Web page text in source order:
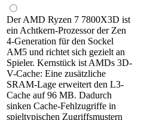
Der AMD Ryzen 7 7800X3D ist
ein Achtkern-Prozessor der Zen
4-Generation für den Sockel
AM5 und richtet sich gezielt an
Spieler. Kernstück ist AMDs 3D-
V-Cache: Eine zusätzliche
SRAM-Lage erweitert den L3-
Cache auf 96 MB. Dadurch
sinken Cache-Fehlzugriffe in
spieltypischen Zugriffsmustern